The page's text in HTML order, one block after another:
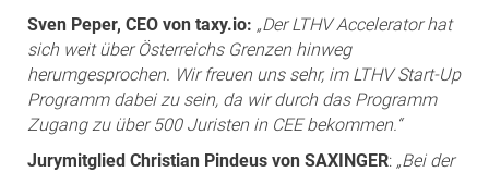
Sven Peper, CEO von taxy.io: „Der LTHV Accelerator hat
sich weit über Österreichs Grenzen hinweg
herumgesprochen. Wir freuen uns sehr, im LTHV Start-Up
Programm dabei zu sein, da wir durch das Programm
Zugang zu über 500 Juristen in CEE bekommen.“
Jurymitglied Christian Pindeus von SAXINGER: „Bei der